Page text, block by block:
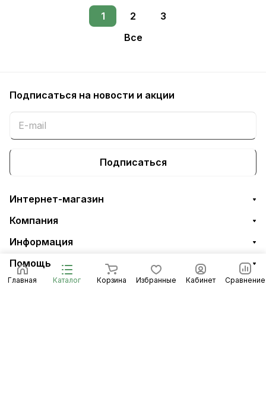
1 2
3
Все
Главная Каталог Корзина Избранные Кабинет Сравнение
Подписаться на новости и акции
Подписаться
Интернет-магазин
Компания
Информация
Помощь